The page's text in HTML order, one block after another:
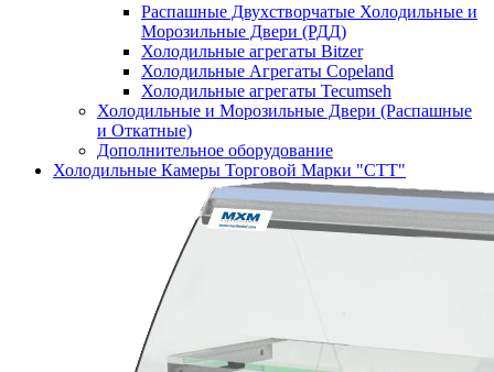
Распашные Двухстворчатые Холодильные и
Морозильные Двери (РДД)
Холодильные агрегаты Bitzer
Холодильные Агрегаты Copeland
Холодильные агрегаты Tecumseh
Холодильные и Морозильные Двери (Распашные
и Откатные)
Дополнительное оборудование
Холодильные Камеры Торговой Марки "СТТ"